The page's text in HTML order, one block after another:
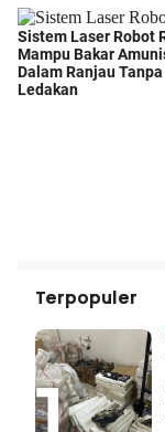
Terpopuler